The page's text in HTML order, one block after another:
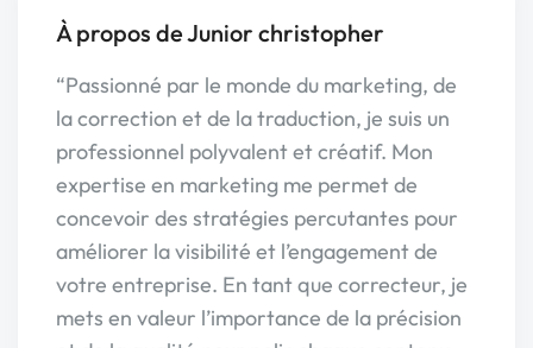
À propos de Junior christopher
“Passionné par le monde du marketing, de
la correction et de la traduction, je suis un
professionnel polyvalent et créatif. Mon
expertise en marketing me permet de
concevoir des stratégies percutantes pour
améliorer la visibilité et l’engagement de
votre entreprise. En tant que correcteur, je
mets en valeur l’importance de la précision